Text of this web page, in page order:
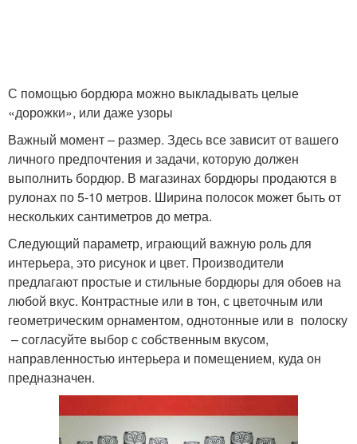
С помощью бордюра можно выкладывать целые
«дорожки», или даже узоры
Важный момент – размер. Здесь все зависит от вашего
личного предпочтения и задачи, которую должен
выполнить бордюр. В магазинах бордюры продаются в
рулонах по 5-10 метров. Ширина полосок может быть от
нескольких сантиметров до метра.
Следующий параметр, играющий важную роль для
интерьера, это рисунок и цвет. Производители
предлагают простые и стильные бордюры для обоев на
любой вкус. Контрастные или в тон, с цветочным или
геометрическим орнаментом, однотонные или в полоску
– согласуйте выбор с собственным вкусом,
направленностью интерьера и помещением, куда он
предназначен.